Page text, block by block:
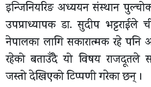
इन्जिनियरिङ अध्ययन संस्थान
उपप्राध्यापक डा. सुदीप भट्टराईले
नेपालका लागि सकारात्मक रहे पनि
रहेको बताउँदै यो विषय राजदूतले
जस्तो देखिएको टिप्पणी गरेका छन् ।